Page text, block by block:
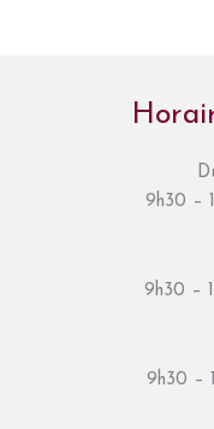
9h30 –
9h30 –
9h30 –